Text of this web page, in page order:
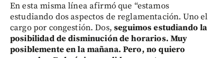
En esta misma línea afirmó que “estamos
estudiando dos aspectos de reglamentación. Uno el
cargo por congestión. Dos,seguimos estudiando la
posibilidad de disminución de horarios. Muy
posiblemente en la mañana. Pero, no quiero